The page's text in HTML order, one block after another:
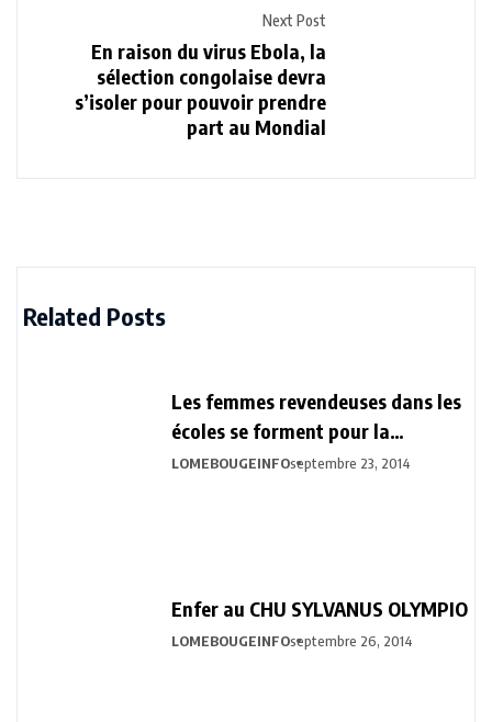
Next Post
En raison du virus Ebola, la
sélection congolaise devra
s’isoler pour pouvoir prendre
part au Mondial
Related Posts
Les femmes revendeuses dans les
écoles se forment pour la
prévention d’ébola
LOMEBOUGEINFOseptembre 23, 2014
Enfer au CHU SYLVANUS OLYMPIO
LOMEBOUGEINFOseptembre 26, 2014